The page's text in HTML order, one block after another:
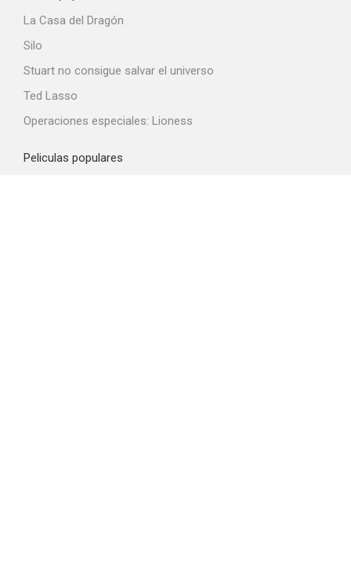
La Casa del Dragón
Silo
Stuart no consigue salvar el universo
Ted Lasso
Operaciones especiales: Lioness
Peliculas populares